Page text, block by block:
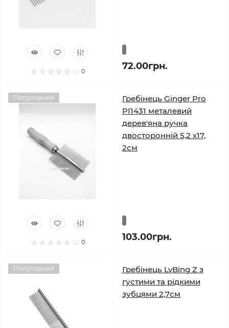
0 72.00грн.
Популярний
0
Гребінець Ginger Pro
PI1431 металевий
дерев'яна ручка
двосторонній 5,2 х17,
2см
103.00грн.
Популярний
Гребінець LvBing Z з
густими та рідкими
зубцями 2,7см